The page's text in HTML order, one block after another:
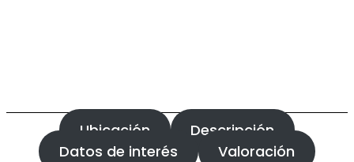
Ubicación
Descripción
Datos de interés
Valoración